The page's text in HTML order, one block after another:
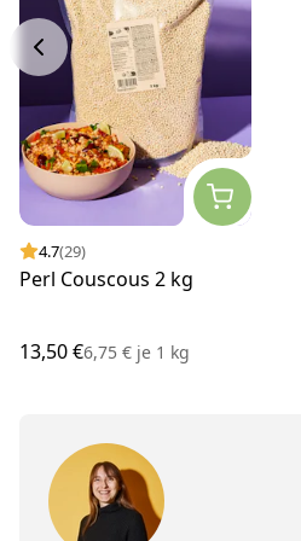
4.7(29)
Perl Couscous 2 kg
13,50 €6,75 € je 1 kg